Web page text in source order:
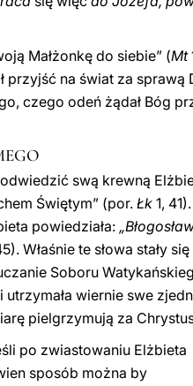
Małżonkę do siebie” (Mt
przyjść na świat za sprawą
czego odeń żądał Bóg
swą krewną
Świętym” (por. Łk 1,
powiedziała:
Właśnie te słowa stały
Soboru
i utrzymała wiernie swe
pielgrzymują za
po zwiastowaniu Elżbieta
sposób można by